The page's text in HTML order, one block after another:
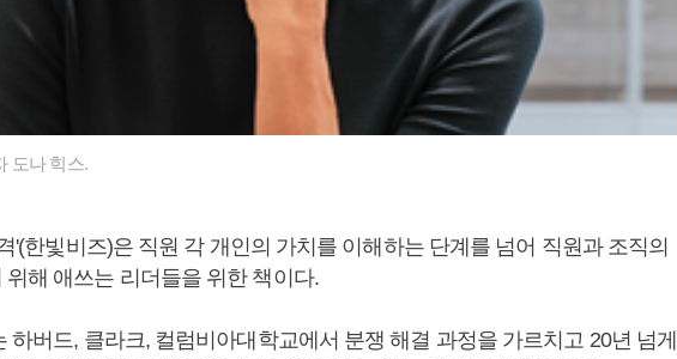
도나 힉스.
'(한빛비즈)은 직원 각 개인의 가치를 이해하는 단계를 넘어 직원과 조직의
위해 애쓰는 리더들을 위한 책이다.
하버드, 클라크, 컬럼비아대학교에서 분쟁 해결 과정을 가르치고 20년 넘게